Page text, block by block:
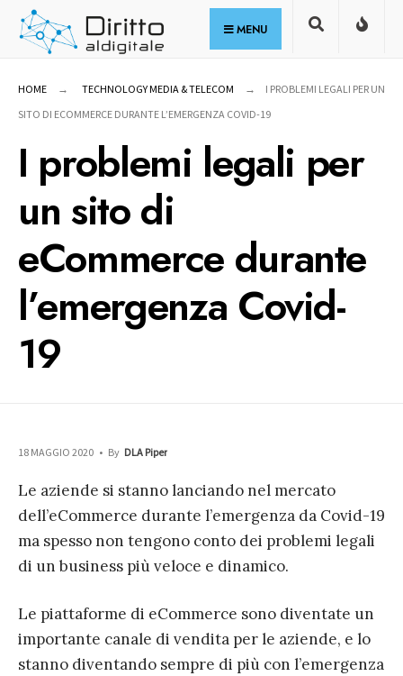
Skip
MENU
HOME TECHNOLOGY MEDIA & TELECOM
I PROBLEMI LEGALI PER UN
SITO DI ECOMMERCE DURANTE L’EMERGENZA COVID-19
I problemi legali per
un sito di
eCommerce durante
l’emergenza Covid-
19
18 MAGGIO 2020 • By DLA Piper
Le aziende si stanno lanciando nel mercato
dell’eCommerce durante l’emergenza da Covid-19
ma spesso non tengono conto dei problemi legali
di un business più veloce e dinamico.
Le piattaforme di eCommerce sono diventate un
importante canale di vendita per le aziende, e lo
stanno diventando sempre di più con l’emergenza